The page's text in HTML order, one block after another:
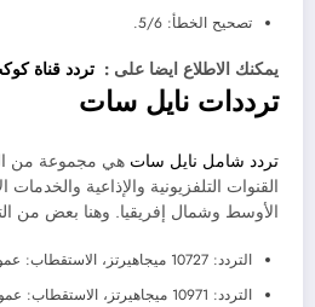
تصحيح الخطأ: 5/6.
يمكنك الاطلاع ايضا على : تردد قناة كوكب
ترددات نايل سات
تردد شامل نايل سات هي مجموعة من
القنوات التلفزيونية والإذاعية
الأوسط وشمال إفريقيا. وهنا بعض من
التردد: 10727 ميجاهيرتز، الاستقطاب: عمودي، FEC: 5/6
التردد: 10971 ميجاهيرتز، الاستقطاب: عمودي، FEC: 5/6